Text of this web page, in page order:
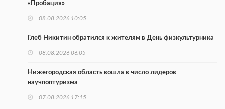
«Пробация»
08.08.2026 10:05
Глеб Никитин обратился к жителям в День физкультурника
08.08.2026 06:05
Нижегородская область вошла в число лидеров
научпоптуризма
07.08.2026 17:15